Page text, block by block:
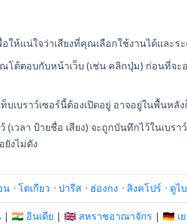
ให้แน่ใจว่าเสียงที่คุณเลือกใช้งานได้และระ
ณโต้ตอบกับหน้าเว็บ (เช่น คลิกปุ่ม) ก่อนที่จ
เบราว์เซอร์นี้ต้องเปิดอยู่ อาจอยู่ในพื้นหลัง
เวลา ป้ายชื่อ เสียง) จะถูกบันทึกไว้ในเบ
งไม่ดัง
น · โตเกียว · ปารีส · ฮ่องกง · สิงคโปร์ · ดูไบ
| 🇮🇳 อินเดีย | 🇬🇧 สหราชอาณาจักร | 🇩🇪 เ